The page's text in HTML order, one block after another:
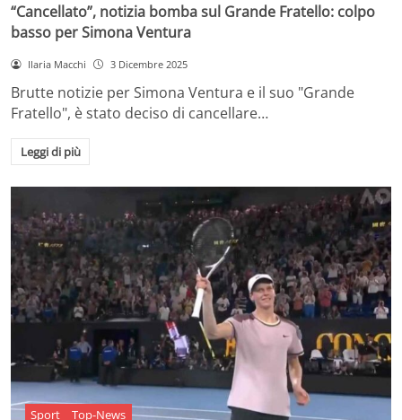
“Cancellato”, notizia bomba sul Grande Fratello: colpo
basso per Simona Ventura
Ilaria Macchi 3 Dicembre 2025
Brutte notizie per Simona Ventura e il suo "Grande
Fratello", è stato deciso di cancellare…
Leggi di più
Sport Top-News